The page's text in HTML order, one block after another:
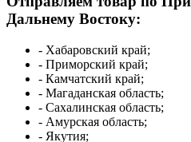
Дальнему Востоку:
- Хабаровский край;
- Приморский край;
- Камчатский край;
- Магаданская область;
- Сахалинская область;
- Амурская область;
- Якутия;